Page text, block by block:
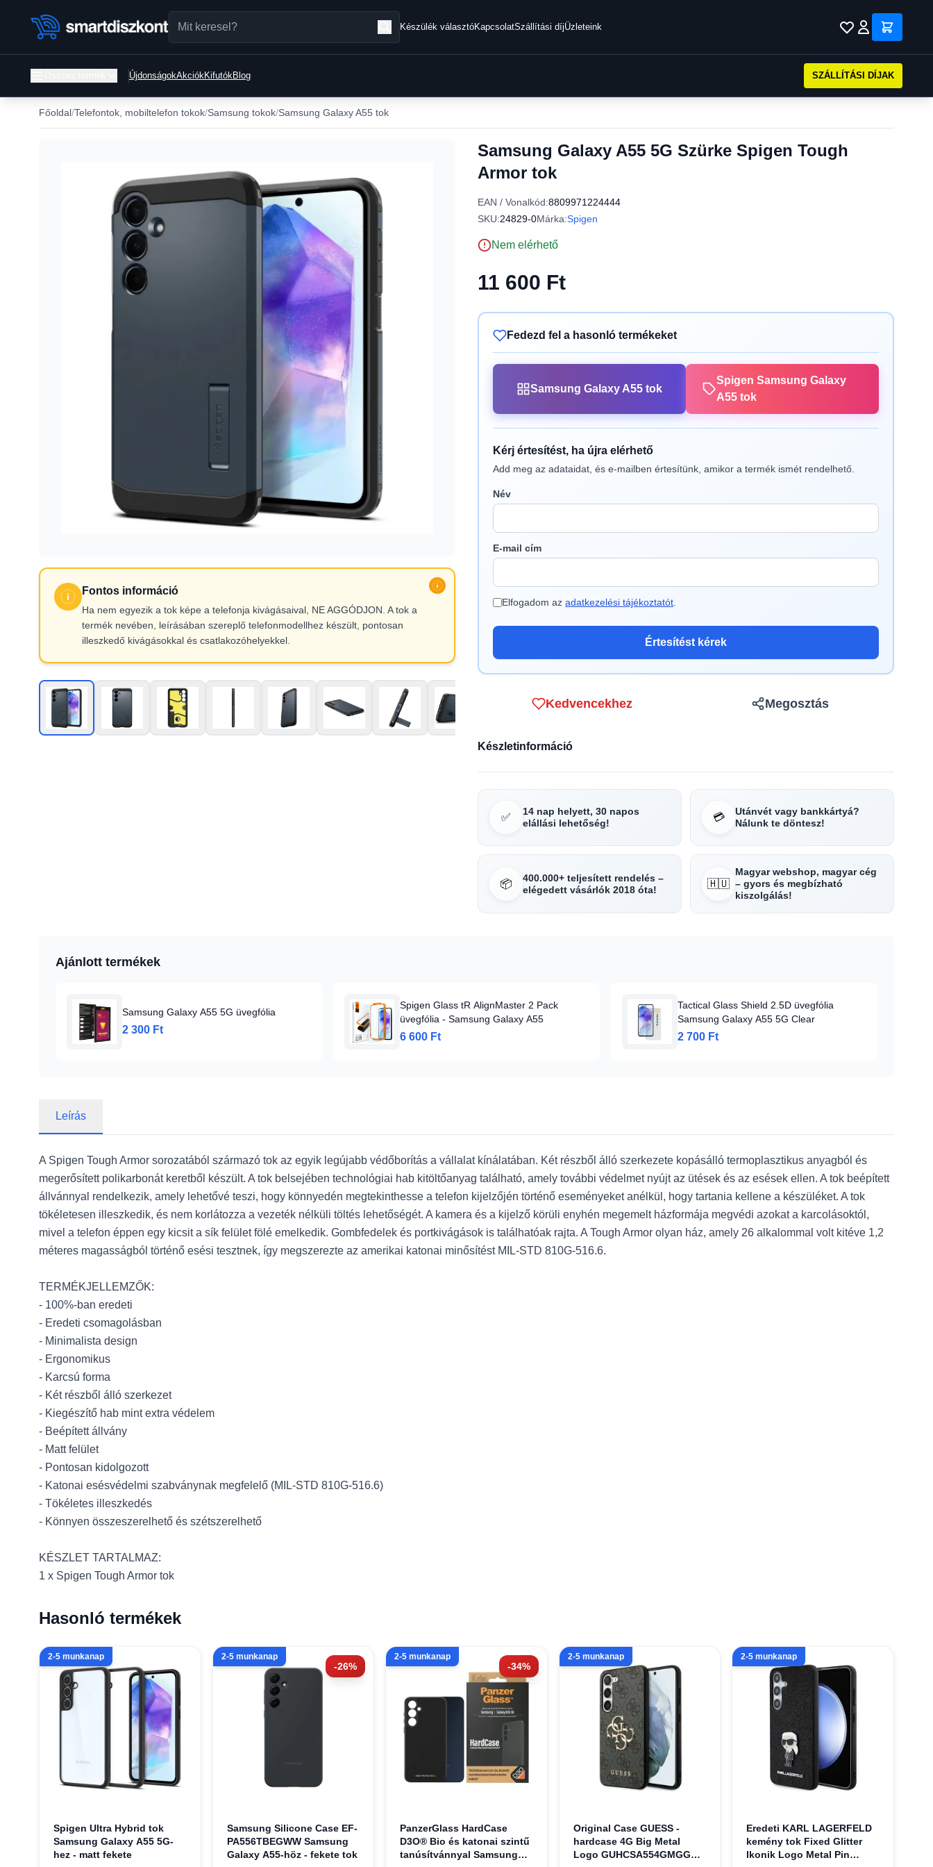
Készülék választóKapcsolatSzállítási díjÜzleteink
ÚjdonságokAkciókKifutókBlog SZÁLLÍTÁSI DÍJAK
Főoldal Telefontok, mobiltelefon tokok Samsung tokok Samsung Galaxy A55 tok
Fontos információ
Ha nem egyezik a tok képe a telefonja kivágásaival, NE AGGÓDJON. A tok a
termék nevében, leírásában szereplő telefonmodellhez készült, pontosan
illeszkedő kivágásokkal és csatlakozóhelyekkel.
Samsung Galaxy A55 5G Szürke Spigen Tough
Armor tok
EAN / Vonalkód:8809971224444
SKU:24829-0Márka:Spigen
Nem elérhető
11 600 Ft
Fedezd fel a hasonló termékeket
Samsung Galaxy A55 tok
Spigen Samsung Galaxy
A55 tok
Kérj értesítést, ha újra elérhető
Add meg az adataidat, és e-mailben értesítünk, amikor a termék ismét rendelhető.
Név
E-mail cím
Elfogadom az adatkezelési tájékoztatót
Értesítést kérek
Kedvencekhez Megosztás
Készletinformáció
✅
14 nap helyett, 30 napos
elállási lehetőség!
💳
Utánvét vagy bankkártyá?
Nálunk te döntesz!
📦
400.000+ teljesített rendelés –
elégedett vásárlók 2018 óta!
🇭🇺
Magyar webshop, magyar cég
– gyors és megbízható
kiszolgálás!
Ajánlott termékek
Samsung Galaxy A55 5G üvegfólia
2 300 Ft
Spigen Glass tR AlignMaster 2 Pack
üvegfólia - Samsung Galaxy A55
6 600 Ft
Tactical Glass Shield 2.5D üvegfólia
Samsung Galaxy A55 5G Clear
2 700 Ft
Leírás
A Spigen Tough Armor sorozatából származó tok az egyik legújabb védőborítás a vállalat kínálatában. Két részből álló szerkezete kopásálló termoplasztikus anyagból és
megerősített polikarbonát keretből készült. A tok belsejében technológiai hab kitöltőanyag található, amely további védelmet nyújt az ütések és az esések ellen. A tok beépített
állvánnyal rendelkezik, amely lehetővé teszi, hogy könnyedén megtekinthesse a telefon kijelzőjén történő eseményeket anélkül, hogy tartania kellene a készüléket. A tok
tökéletesen illeszkedik, és nem korlátozza a vezeték nélküli töltés lehetőségét. A kamera és a kijelző körüli enyhén megemelt házformája megvédi azokat a karcolásoktól,
mivel a telefon éppen egy kicsit a sík felület fölé emelkedik. Gombfedelek és portkivágások is találhatóak rajta. A Tough Armor olyan ház, amely 26 alkalommal volt kitéve 1,2
méteres magasságból történő esési tesztnek, így megszerezte az amerikai katonai minősítést MIL-STD 810G-516.6.
TERMÉKJELLEMZŐK:
- 100%-ban eredeti
- Eredeti csomagolásban
- Minimalista design
- Ergonomikus
- Karcsú forma
- Két részből álló szerkezet
- Kiegészítő hab mint extra védelem
- Beépített állvány
- Matt felület
- Pontosan kidolgozott
- Katonai esésvédelmi szabványnak megfelelő (MIL-STD 810G-516.6)
- Tökéletes illeszkedés
- Könnyen összeszerelhető és szétszerelhető
KÉSZLET TARTALMAZ:
1 x Spigen Tough Armor tok
Hasonló termékek
2-5 munkanap
Spigen Ultra Hybrid tok
Samsung Galaxy A55 5G-
hez - matt fekete
-26%
2-5 munkanap
Samsung Silicone Case EF-
PA556TBEGWW Samsung
Galaxy A55-höz - fekete tok
-34%
2-5 munkanap
PanzerGlass HardCase
D3O® Bio és katonai szintű
tanúsítvánnyal Samsung
2-5 munkanap
Original Case GUESS -
hardcase 4G Big Metal
Logo GUHCSA554GMGGR
2-5 munkanap
Eredeti KARL LAGERFELD
kemény tok Fixed Glitter
Ikonik Logo Metal Pin